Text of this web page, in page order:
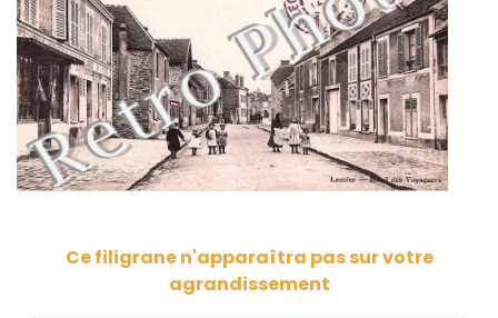
Ce filigrane n'apparaîtra pas sur votre
agrandissement